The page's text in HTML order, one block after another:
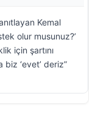
Kemal
olur musunuz?’
için şartını
biz ‘evet’ deriz”